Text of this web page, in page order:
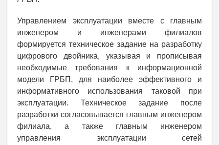
Управлением эксплуатации вместе с главным
инженером и инженерами филиалов
формируется техническое задание на разработку
цифрового двойника, указывая и прописывая
необходимые требования к информационной
модели ГРБП, для наиболее эффективного и
информативного использования таковой при
эксплуатации. Техническое задание после
разработки согласовывается главным инженером
филиала, а также главным инженером
управления эксплуатации сетей